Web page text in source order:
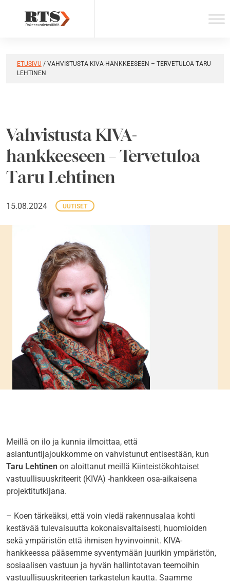
ETUSIVU / VAHVISTUSTA KIVA-HANKKEESEEN – TERVETULOA TARU
LEHTINEN
Vahvistusta KIVA-
hankkeeseen – Tervetuloa
Taru Lehtinen
15.08.2024 UUTISET
Meillä on ilo ja kunnia ilmoittaa, että
asiantuntijajoukkomme on vahvistunut entisestään, kun
Taru Lehtinen on aloittanut meillä Kiinteistökohtaiset
vastuullisuuskriteerit (KIVA) -hankkeen osa-aikaisena
projektitutkijana.
– Koen tärkeäksi, että voin viedä rakennusalaa kohti
kestävää tulevaisuutta kokonaisvaltaisesti, huomioiden
sekä ympäristön että ihmisen hyvinvoinnit. KIVA-
hankkeessa pääsemme syventymään juurikin ympäristön,
sosiaalisen vastuun ja hyvän hallintotavan teemoihin
vastuullisuuskriteerien tarkastelun kautta. Saamme